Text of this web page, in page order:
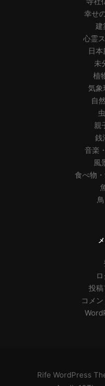
幸せ
建
心霊
日
未
植
気象
自然
虫
親
銭
音楽
風
食べ物
鳥
投稿
コメ
Rife WordPress